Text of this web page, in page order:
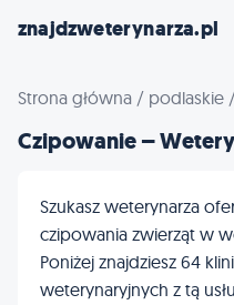
znajdzweterynarza.pl
Strona główna / podlaskie
Czipowanie –
Szukasz weterynarza
czipowania zwierząt w
Poniżej znajdziesz 64
weterynaryjnych z tą